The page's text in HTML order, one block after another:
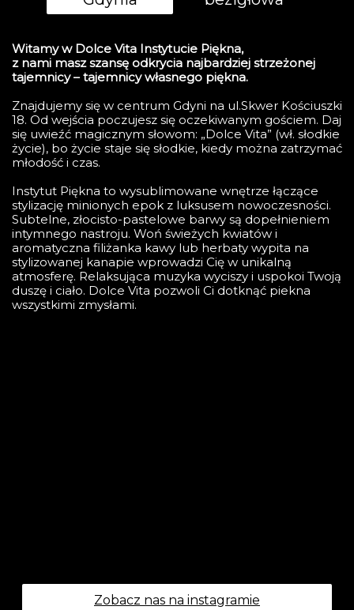
Witamy w Dolce Vita Instytucie Piękna,
z nami masz szansę odkrycia najbardziej strzeżonej
tajemnicy – tajemnicy własnego piękna.
Znajdujemy się w centrum Gdyni na ul.Skwer Kościuszki
18. Od wejścia poczujesz się oczekiwanym gościem. Daj
się uwieźć magicznym słowom: „Dolce Vita” (wł. słodkie
życie), bo życie staje się słodkie, kiedy można zatrzymać
młodość i czas.
Instytut Piękna to wysublimowane wnętrze łączące
stylizację minionych epok z luksusem nowoczesności.
Subtelne, złocisto-pastelowe barwy są dopełnieniem
intymnego nastroju. Woń świeżych kwiatów i
aromatyczna filiżanka kawy lub herbaty wypita na
stylizowanej kanapie wprowadzi Cię w unikalną
atmosferę. Relaksująca muzyka wyciszy i uspokoi Twoją
duszę i ciało. Dolce Vita pozwoli Ci dotknąć piekna
wszystkimi zmysłami.
Zobacz nas na instagramie